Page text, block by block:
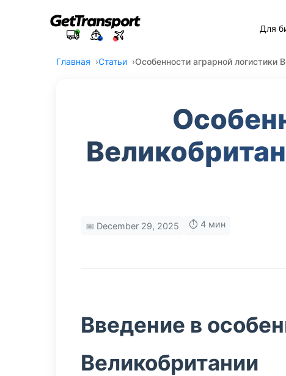
Для
Главная Статьи Особенности аграрной логистики
📅 December 29, 2025 ⏱️ 4 мин
Введение в
Великобритании